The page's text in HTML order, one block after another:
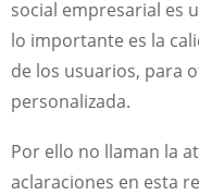
social empresarial es
lo importante es la
de los usuarios, para
personalizada.
Por ello no llaman la
aclaraciones en esta